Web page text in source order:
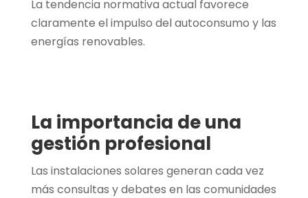
La tendencia normativa actual favorece
claramente el impulso del autoconsumo y las
energías renovables.
La importancia de una
gestión profesional
Las instalaciones solares generan cada vez
más consultas y debates en las comunidades